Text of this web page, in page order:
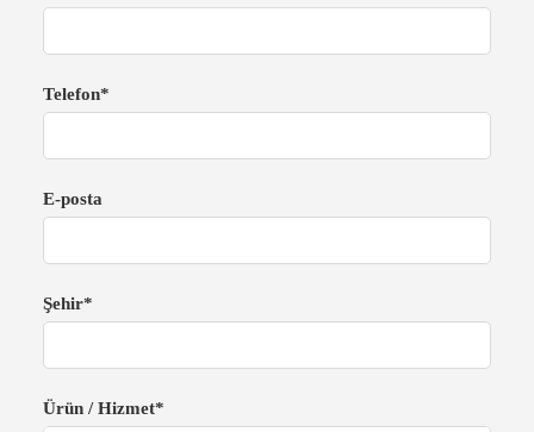
Telefon*
E-posta
Şehir*
Ürün / Hizmet*